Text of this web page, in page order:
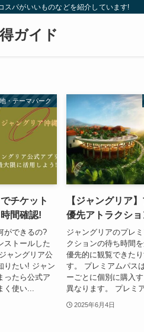
スパがいいものなどを紹介しています!
ガイド
・テーマパーク
チケット
間確認!
ができるの?
ストールした
ャングリア公
りたい! ジャン
ったら公式ア
使い...
【ジャングリア
優先アトラクシ
ジャングリアのプレ
クションの待ち時間
優先的に観覧できた
す。 プレミアムパス
ーごとに個別に購入
異なります。 プレミ
2025年6月4日